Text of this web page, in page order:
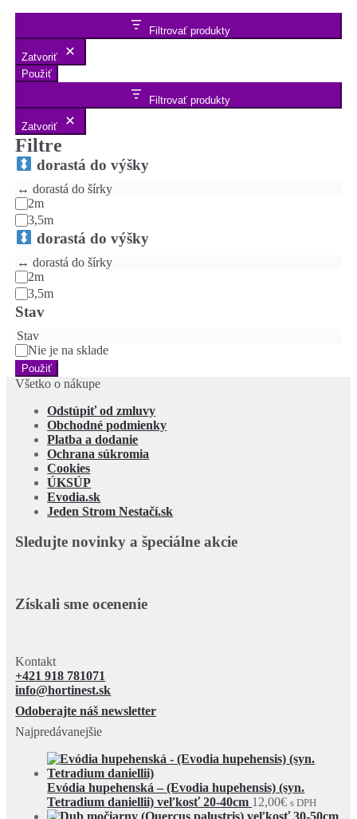
Filtrovať produkty
Zatvoriť
Použiť
Filtrovať produkty
Zatvoriť
Filtre
dorastá do výšky
↔️ dorastá do šírky
2m
3,5m
dorastá do výšky
↔️ dorastá do šírky
2m
3,5m
Stav
Stav
Nie je na sklade
Použiť
Všetko o nákupe
Odstúpiť od zmluvy
Obchodné podmienky
Platba a dodanie
Ochrana súkromia
Cookies
ÚKSÚP
Evodia.sk
Jeden Strom Nestačí.sk
Sledujte novinky a špeciálne akcie
Získali sme ocenenie
Kontakt
+421 918 781071
info@hortinest.sk
Odoberajte náš newsletter
Najpredávanejšie
Evódia hupehenská – (Evodia hupehensis) (syn.
Tetradium daniellii) veľkosť 20-40cm 12,00€ s DPH